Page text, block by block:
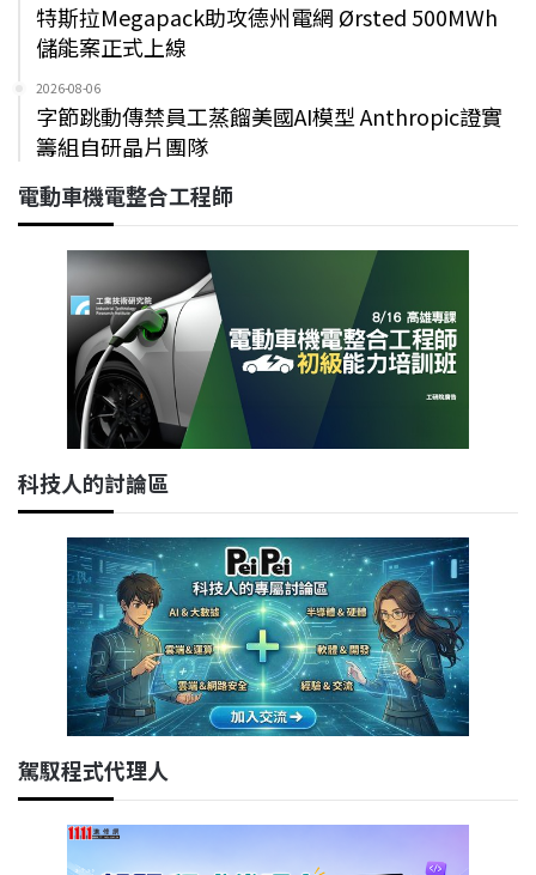
特斯拉Megapack助攻德州電網 Ørsted 500MWh
儲能案正式上線
2026-08-06
字節跳動傳禁員工蒸餾美國AI模型 Anthropic證實
籌組自研晶片團隊
電動車機電整合工程師
科技人的討論區
駕馭程式代理人